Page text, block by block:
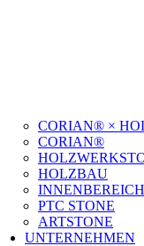
CORIAN® ×
CORIAN®
HOLZBAU
INNENBEREICH
PTC STONE
ARTSTONE
UNTERNEHMEN